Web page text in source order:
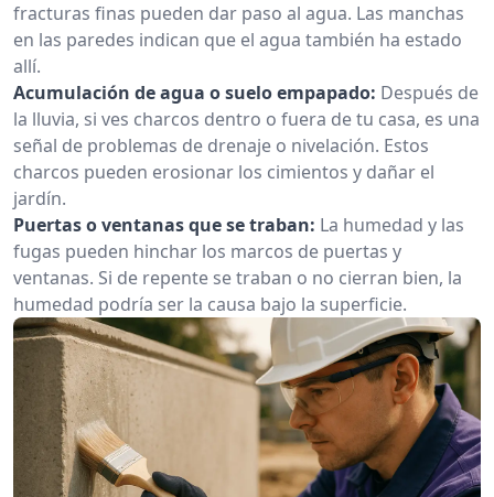
fracturas finas pueden dar paso al agua. Las manchas
en las paredes indican que el agua también ha estado
allí.
Acumulación de agua o suelo empapado: Después de
la lluvia, si ves charcos dentro o fuera de tu casa, es una
señal de problemas de drenaje o nivelación. Estos
charcos pueden erosionar los cimientos y dañar el
jardín.
Puertas o ventanas que se traban: La humedad y las
fugas pueden hinchar los marcos de puertas y
ventanas. Si de repente se traban o no cierran bien, la
humedad podría ser la causa bajo la superficie.